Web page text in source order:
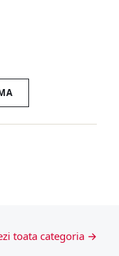
toata categoria →